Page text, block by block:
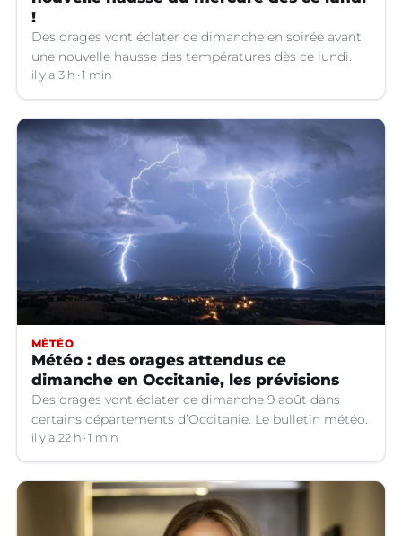
!
Des orages vont éclater ce dimanche en soirée avant
une nouvelle hausse des températures dès ce lundi.
il y a 3 h 1 min
MÉTÉO
Météo : des orages attendus ce
dimanche en Occitanie, les prévisions
Des orages vont éclater ce dimanche 9 août dans
certains départements d’Occitanie. Le bulletin météo.
il y a 22 h 1 min